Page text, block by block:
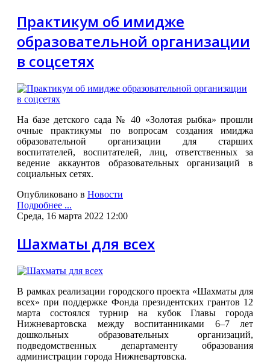
Практикум об имидже
образовательной организации
в соцсетях
На базе детского сада № 40 «Золотая рыбка» прошли
очные практикумы по вопросам создания имиджа
образовательной организации для старших
воспитателей, воспитателей, лиц, ответственных за
ведение аккаунтов образовательных организаций в
социальных сетях.
Опубликовано в Новости
Подробнее ...
Среда, 16 марта 2022 12:00
Шахматы для всех
В рамках реализации городского проекта «Шахматы для
всех» при поддержке Фонда президентских грантов 12
марта состоялся турнир на кубок Главы города
Нижневартовска между воспитанниками 6–7 лет
дошкольных образовательных организаций,
подведомственных департаменту образования
администрации города Нижневартовска.